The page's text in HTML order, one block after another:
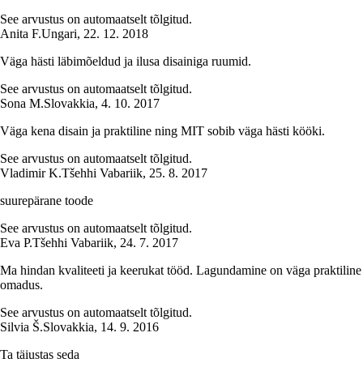
See arvustus on automaatselt tõlgitud.
Anita F.Ungari, 22. 12. 2018
Väga hästi läbimõeldud ja ilusa disainiga ruumid.
See arvustus on automaatselt tõlgitud.
Sona M.Slovakkia, 4. 10. 2017
Väga kena disain ja praktiline ning MIT sobib väga hästi kööki.
See arvustus on automaatselt tõlgitud.
Vladimir K.Tšehhi Vabariik, 25. 8. 2017
suurepärane toode
See arvustus on automaatselt tõlgitud.
Eva P.Tšehhi Vabariik, 24. 7. 2017
Ma hindan kvaliteeti ja keerukat tööd. Lagundamine on väga praktiline
omadus.
See arvustus on automaatselt tõlgitud.
Silvia Š.Slovakkia, 14. 9. 2016
Ta täiustas seda